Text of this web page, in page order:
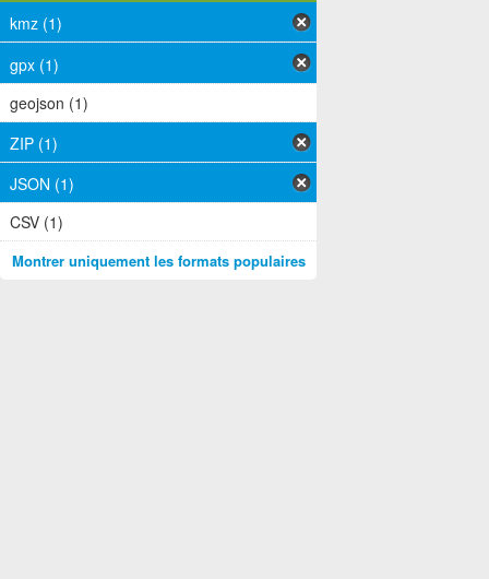
kmz (1)
gpx (1)
geojson (1)
ZIP (1)
JSON (1)
CSV (1)
Montrer uniquement les formats populaires